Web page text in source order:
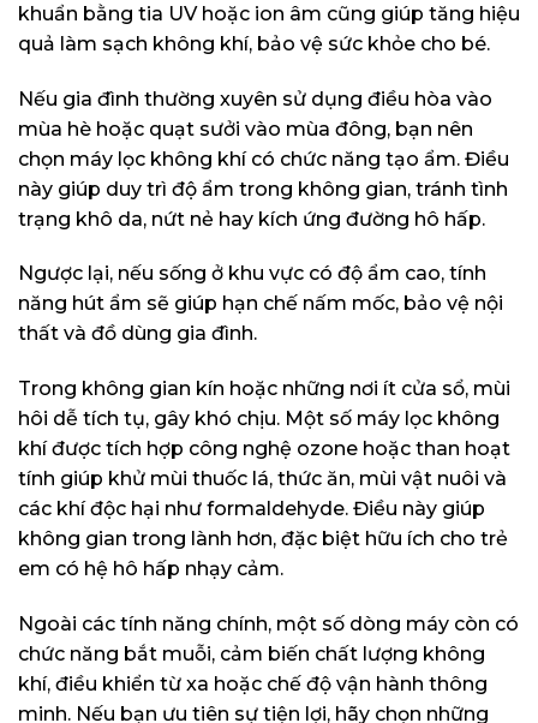
khuẩn bằng tia UV hoặc ion âm cũng giúp tăng hiệu
quả làm sạch không khí, bảo vệ sức khỏe cho bé.
Nếu gia đình thường xuyên sử dụng điều hòa vào
mùa hè hoặc quạt sưởi vào mùa đông, bạn nên
chọn máy lọc không khí có chức năng tạo ẩm. Điều
này giúp duy trì độ ẩm trong không gian, tránh tình
trạng khô da, nứt nẻ hay kích ứng đường hô hấp.
Ngược lại, nếu sống ở khu vực có độ ẩm cao, tính
năng hút ẩm sẽ giúp hạn chế nấm mốc, bảo vệ nội
thất và đồ dùng gia đình.
Trong không gian kín hoặc những nơi ít cửa sổ, mùi
hôi dễ tích tụ, gây khó chịu. Một số máy lọc không
khí được tích hợp công nghệ ozone hoặc than hoạt
tính giúp khử mùi thuốc lá, thức ăn, mùi vật nuôi và
các khí độc hại như formaldehyde. Điều này giúp
không gian trong lành hơn, đặc biệt hữu ích cho trẻ
em có hệ hô hấp nhạy cảm.
Ngoài các tính năng chính, một số dòng máy còn có
chức năng bắt muỗi, cảm biến chất lượng không
khí, điều khiển từ xa hoặc chế độ vận hành thông
minh. Nếu bạn ưu tiên sự tiện lợi, hãy chọn những